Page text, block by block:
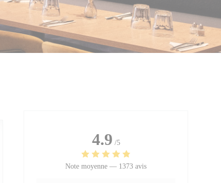
4.9 /5
Note moyenne — 1373 avis